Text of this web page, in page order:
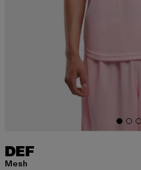
DEF
Mesh